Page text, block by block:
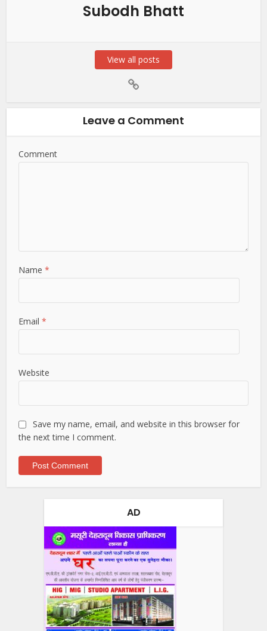
Subodh Bhatt
View all posts
Leave a Comment
Comment
Name*
Email*
Website
Save my name, email, and website in this browser for
the next time I comment.
AD